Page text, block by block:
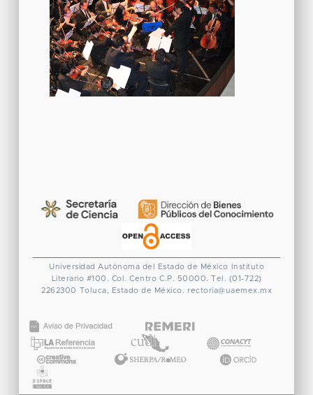
Universidad Autónoma del Estado de México
Instituto
Literario #100. Col. Centro C.P. 50000. Tel. (01-722)
2262300 Toluca, Estado de México. rectoria@uaemex.mx